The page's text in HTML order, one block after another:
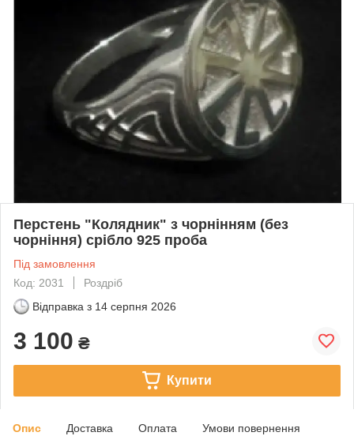
Перстень "Колядник" з чорнінням (без
чорніння) срібло 925 проба
Під замовлення
Код: 2031
Роздріб
Відправка з 14 серпня 2026
3 100 ₴
Купити
Опис Доставка Оплата Умови повернення